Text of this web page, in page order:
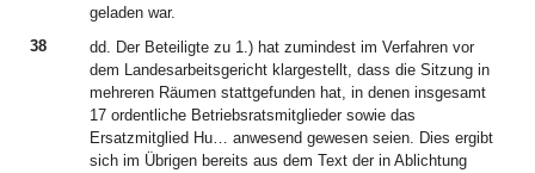
geladen war.
38
dd. Der Beteiligte zu 1.) hat zumindest im Verfahren vor
dem Landesarbeitsgericht klargestellt, dass die Sitzung in
mehreren Räumen stattgefunden hat, in denen insgesamt
17 ordentliche Betriebsratsmitglieder sowie das
Ersatzmitglied Hu… anwesend gewesen seien. Dies ergibt
sich im Übrigen bereits aus dem Text der in Ablichtung